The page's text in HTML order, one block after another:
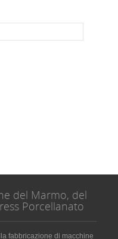
del Marmo, del
Porcellanato
fabbricazione di macchine